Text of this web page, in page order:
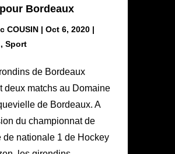
Bordeaux
COUSIN| Oct 6, 2020|
, Sport
de Bordeaux
deux matchs au Domaine
de Bordeaux. A
du championnat de
de nationale 1 de Hockey